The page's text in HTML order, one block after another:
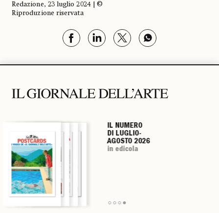
Redazione, 23 luglio 2024 | ©
Riproduzione riservata
IL NUMERO
DI LUGLIO-
AGOSTO 2026
in edicola
IL NUMERO
DI LUGLIO-
AGOSTO 2026
in edicola
IL NUMERO
DI LUGLIO-
AGOSTO 2026
in edicola
IL NUMERO
DI LUGLIO-
AGOSTO 2026
in edicola